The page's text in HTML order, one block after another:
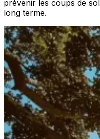
prévenir les coups de
long terme.